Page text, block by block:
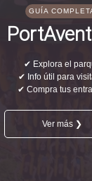
GUÍA
✔ Explora el
✔ Info útil para
✔ Compra tus
Ver más ❯